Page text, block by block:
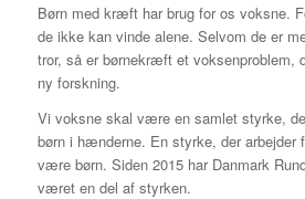
Børn med kræft har brug for os voksne.
de ikke kan vinde alene. Selvom de er
tror, så er børnekræft et voksenproblem,
ny forskning.
Vi voksne skal være en samlet styrke,
børn i hænderne. En styrke, der arbejder
være børn. Siden 2015 har Danmark
været en del af styrken.